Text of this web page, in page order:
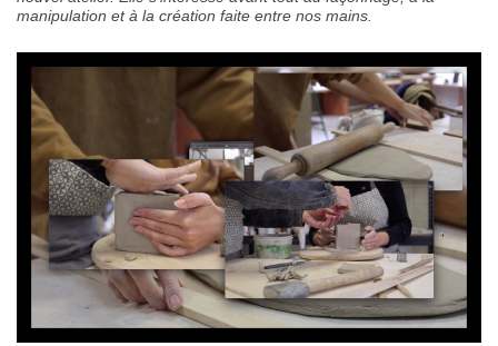
manipulation et à la création faite entre nos mains.